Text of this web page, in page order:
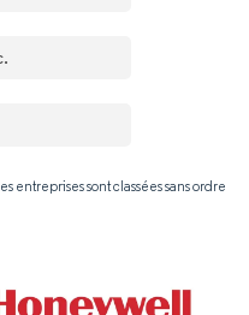
entreprises sont classées sans ordre